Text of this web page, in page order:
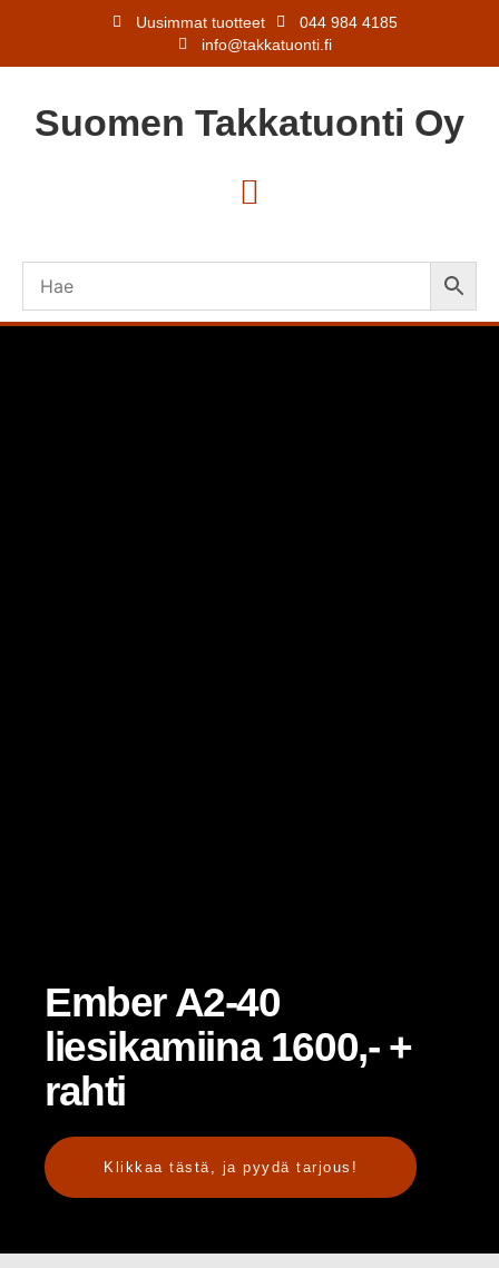
Uusimmat tuotteet
044 984 4185
info@takkatuonti.fi
Suomen Takkatuonti Oy
Ember A2-40
liesikamiina 1600,- +
rahti
Klikkaa tästä, ja pyydä tarjous!